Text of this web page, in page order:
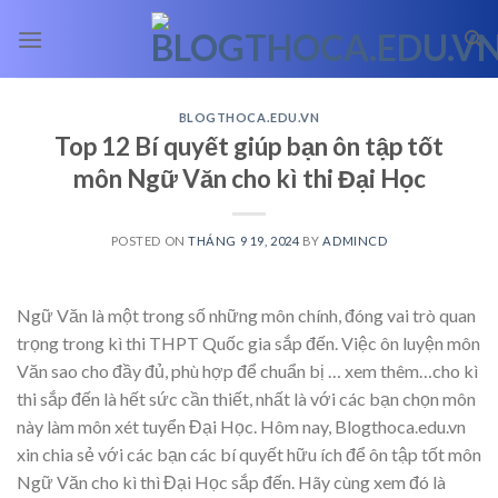
BLOGTHOCA.EDU.VN
Top 12 Bí quyết giúp bạn ôn tập tốt
môn Ngữ Văn cho kì thi Đại Học
POSTED ONTHÁNG 9 19, 2024 BY ADMINCD
Ngữ Văn là một trong số những môn chính, đóng vai trò quan
trọng trong kì thi THPT Quốc gia sắp đến. Việc ôn luyện môn
Văn sao cho đầy đủ, phù hợp để chuẩn bị
… xem thêm… cho kì
thi sắp đến là hết sức cần thiết, nhất là với các bạn chọn môn
này làm môn xét tuyển Đại Học. Hôm nay, Blogthoca.edu.vn
xin chia sẻ với các bạn các bí quyết hữu ích để ôn tập tốt môn
Ngữ Văn cho kì thì Đại Học sắp đến. Hãy cùng xem đó là